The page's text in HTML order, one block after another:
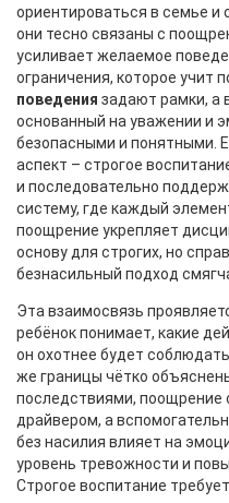
ориентироваться в семье и
они тесно связаны с
усиливает желаемое
ограничения, которое учит
поведения задают рамки, а
основанный на уважении и
безопасными и понятными.
аспект – строгое
и последовательно
систему, где каждый
поощрение укрепляет
основу для строгих, но
безнасильный подход
Эта взаимосвязь
ребёнок понимает, какие
он охотнее будет
же границы чётко
последствиями, поощрение
драйвером, а
без насилия влияет на
уровень тревожности и
Строгое воспитание